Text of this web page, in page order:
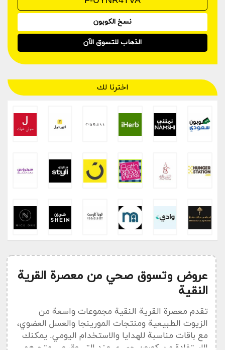
نسخ الكوبون
الذهاب للتسوق الآن
اخترنا لك
عروض وتسوق صحي من معصرة القرية
النقية
تقدم معصرة القرية النقية مجموعات واسعة من
الزيوت الطبيعية ومنتجات المورينجا والعسل العضوي،
مع باقات مناسبة للهدايا والاستخدام اليومي. يمكنك